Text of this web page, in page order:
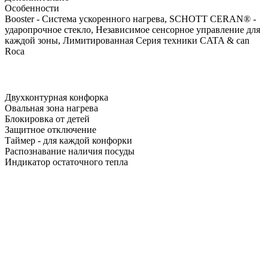
Особенности
Booster - Система ускоренного нагрева, SCHOTT CERAN® -
ударопрочное стекло, Независимое сенсорное управление для
каждой зоны, Лимитированная Серия техники СATA & can
Roca
Двухконтурная конфорка
Овальная зона нагрева
Блокировка от детей
Защитное отключение
Таймер - для каждой конфорки
Распознавание наличия посуды
Индикатор остаточного тепла